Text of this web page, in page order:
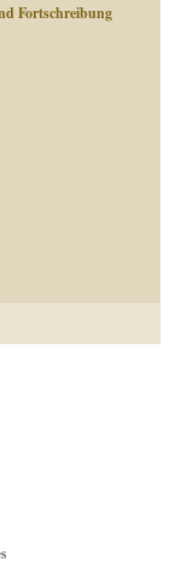
Fortschreibung